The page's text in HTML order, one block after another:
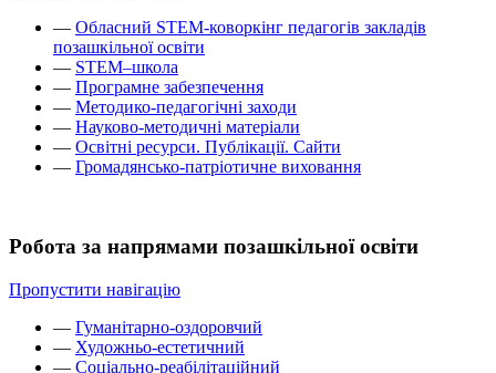
— Обласний STEM-коворкінг педагогів закладів
позашкільної освіти
— STEM–школа
— Програмне забезпечення
— Методико-педагогічні заходи
— Науково-методичні матеріали
— Освітні ресурси. Публікації. Сайти
— Громадянсько-патріотичне виховання
Робота за напрямами позашкільної освіти
Пропустити навігацію
— Гуманітарно-оздоровчий
— Художньо-естетичний
— Соціально-реабілітаційний